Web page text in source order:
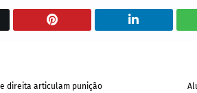
direita articulam punição